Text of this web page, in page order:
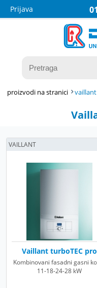
Prijava
proizvodi na stranici
Vaillant turboTEC pro
Kombinovani fasadni gasni
11-18-24-28 kW
VAILLANT